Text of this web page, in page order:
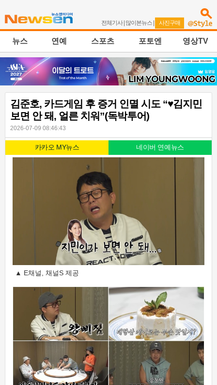
전체기사| 많이본뉴스 | 사진구매
뉴스 연예 스포츠 포토엔 영상TV
김준호, 카드게임 후 증거 인멸 시도 “♥김지민
보면 안 돼, 얼른 치워”(독박투어)
2026-07-09 08:46:43
카카오 MY뉴스 네이버 연예뉴스
▲ E채널, 채널S 제공